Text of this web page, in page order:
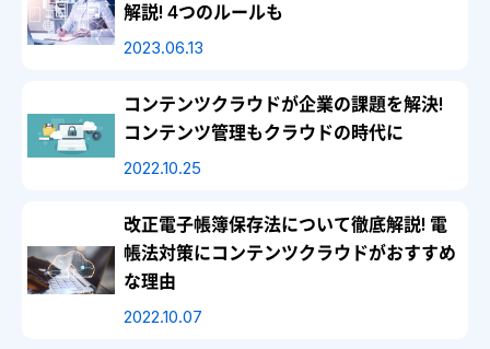
解説! 4つのルールも
2023.06.13
コンテンツクラウドが企業の課題を解決!
コンテンツ管理もクラウドの時代に
2022.10.25
改正電子帳簿保存法について徹底解説! 電
帳法対策にコンテンツクラウドがおすすめ
な理由
2022.10.07